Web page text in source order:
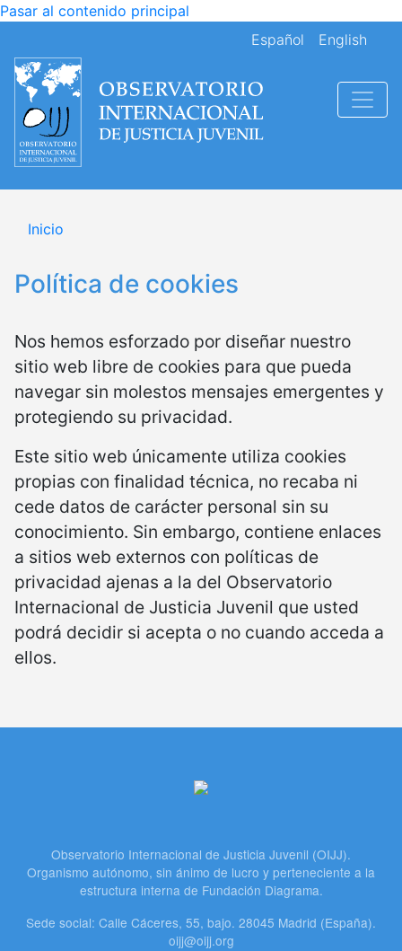
Pasar al contenido principal
Español
English
Inicio
Política de cookies
Nos hemos esforzado por diseñar nuestro
sitio web libre de cookies para que pueda
navegar sin molestos mensajes emergentes y
protegiendo su privacidad.
Este sitio web únicamente utiliza cookies
propias con finalidad técnica, no recaba ni
cede datos de carácter personal sin su
conocimiento. Sin embargo, contiene enlaces
a sitios web externos con políticas de
privacidad ajenas a la del Observatorio
Internacional de Justicia Juvenil que usted
podrá decidir si acepta o no cuando acceda a
ellos.
Observatorio Internacional de Justicia Juvenil (OIJJ).
Organismo autónomo, sin ánimo de lucro y perteneciente a la
estructura interna de Fundación Diagrama.
Sede social: Calle Cáceres, 55, bajo. 28045 Madrid (España).
oijj@oijj.org